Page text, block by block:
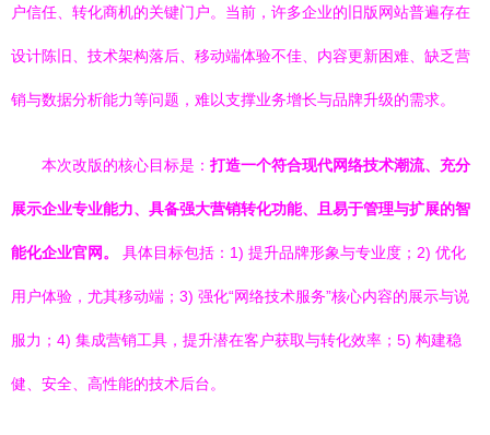
户信任、转化商机的关键门户。当前，许多企业的旧版网站普遍存在
设计陈旧、技术架构落后、移动端体验不佳、内容更新困难、缺乏营
销与数据分析能力等问题，难以支撑业务增长与品牌升级的需求。
本次改版的核心目标是： 打造一个符合现代网络技术潮流、充分
展示企业专业能力、具备强大营销转化功能、且易于管理与扩展的智
能化企业官网。 具体目标包括：1) 提升品牌形象与专业度；2) 优化
用户体验，尤其移动端；3) 强化“网络技术服务”核心内容的展示与说
服力；4) 集成营销工具，提升潜在客户获取与转化效率；5) 构建稳
健、安全、高性能的技术后台。